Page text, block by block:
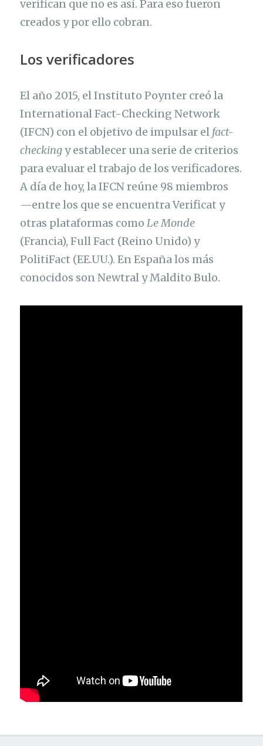
verifican que no es así. Para eso fueron
creados y por ello cobran.
Los verificadores
El año 2015, el Instituto Poynter creó la
International Fact-Checking Network
(IFCN) con el objetivo de impulsar el fact-
checkingy establecer una serie de criterios
para evaluar el trabajo de los verificadores.
A día de hoy, la IFCN reúne 98 miembros
—entre los que se encuentra Verificat y
otras plataformas comoLe Monde
(Francia), Full Fact (Reino Unido) y
PolitiFact (EE.UU.). En España los más
conocidos son Newtral y Maldito Bulo.